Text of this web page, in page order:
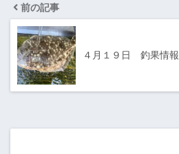
前の記事
４月１９日 釣果情報